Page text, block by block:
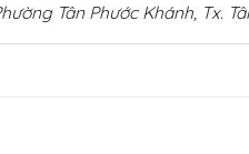
Tân Phước Khánh, Tx.